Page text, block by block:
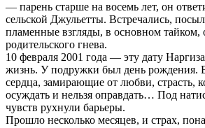
— парень старше на восемь лет, он
сельской Джульетты. Встречались,
пламенные взгляды, в основном тайком,
родительского гнева.
10 февраля 2001 года — эту дату
жизнь. У подружки был день рождения.
сердца, замирающие от любви, страсть,
осуждать и нельзя оправдать… Под
чувств рухнули барьеры.
Прошло несколько месяцев, и страх,